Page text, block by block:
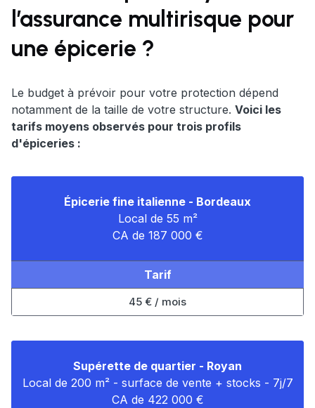
l’assurance multirisque pour
une épicerie ?
Le budget à prévoir pour votre protection dépend
notamment de la taille de votre structure. Voici les
tarifs moyens observés pour trois profils
d'épiceries :
Épicerie fine italienne - Bordeaux
Local de 55 m²
CA de 187 000 €
Tarif
45 € / mois
Supérette de quartier - Royan
Local de 200 m² - surface de vente + stocks - 7j/7
CA de 422 000 €